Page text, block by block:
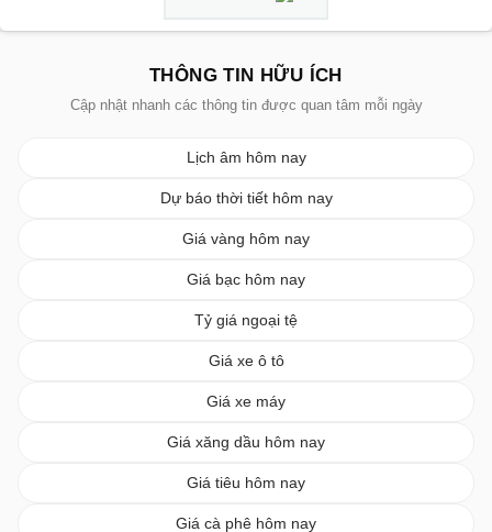
THÔNG TIN HỮU ÍCH
Cập nhật nhanh các thông tin được quan tâm mỗi ngày
Lịch âm hôm nay
Dự báo thời tiết hôm nay
Giá vàng hôm nay
Giá bạc hôm nay
Tỷ giá ngoại tệ
Giá xe ô tô
Giá xe máy
Giá xăng dầu hôm nay
Giá tiêu hôm nay
Giá cà phê hôm nay